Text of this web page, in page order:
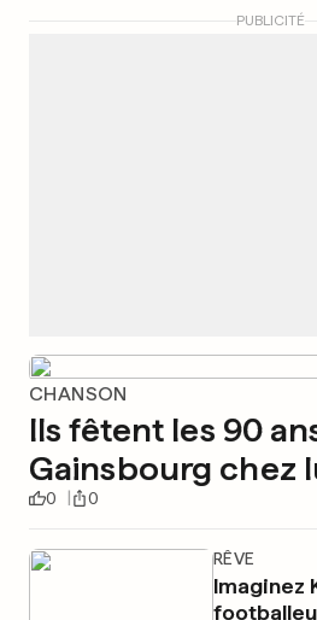
PUBLICITÉ
CHANSON
Ils fêtent les 90
Gainsbourg chez
0 0
RÊVE
Imaginez